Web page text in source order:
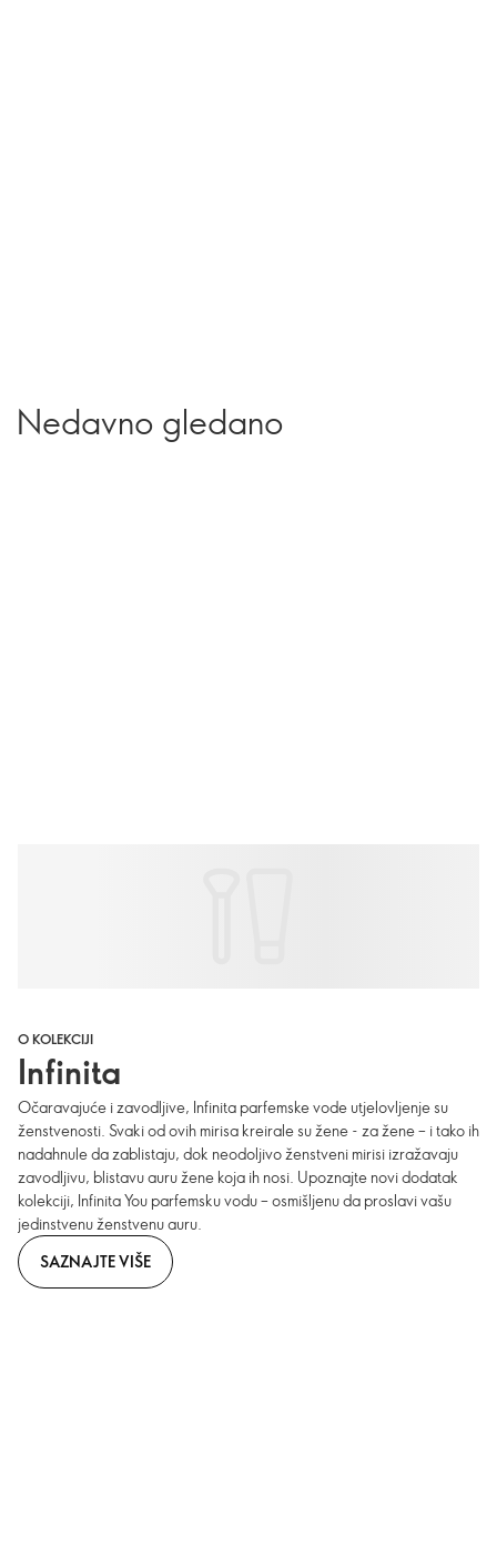
Nedavno gledano
O KOLEKCIJI
Infinita
Očaravajuće i zavodljive, Infinita parfemske vode utjelovljenje su
ženstvenosti. Svaki od ovih mirisa kreirale su žene - za žene – i tako ih
nadahnule da zablistaju, dok neodoljivo ženstveni mirisi izražavaju
zavodljivu, blistavu auru žene koja ih nosi. Upoznajte novi dodatak
kolekciji, Infinita You parfemsku vodu – osmišljenu da proslavi vašu
jedinstvenu ženstvenu auru.
SAZNAJTE VIŠE